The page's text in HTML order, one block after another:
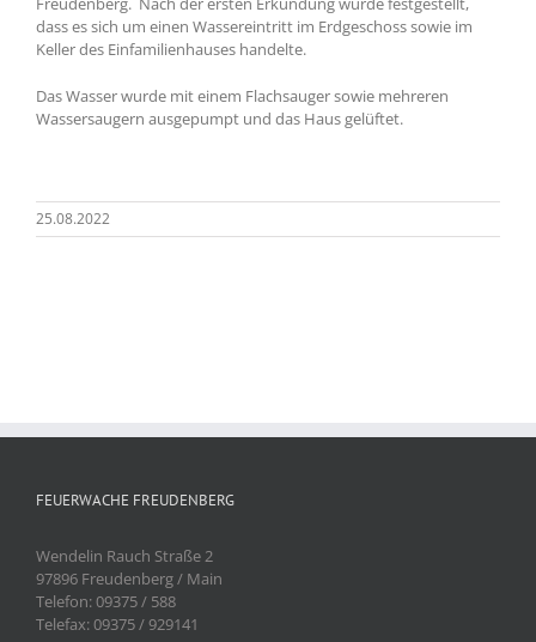
dass es sich um einen Wassereintritt im Erdgeschoss sowie im
Keller des Einfamilienhauses handelte.
Das Wasser wurde mit einem Flachsauger sowie mehreren
Wassersaugern ausgepumpt und das Haus gelüftet.
25.08.2022
FEUERWACHE FREUDENBERG
Wendelin Rauch Straße 2
97896 Freudenberg / Main
Telefon: 09375 / 588
Telefax: 09375 / 929141